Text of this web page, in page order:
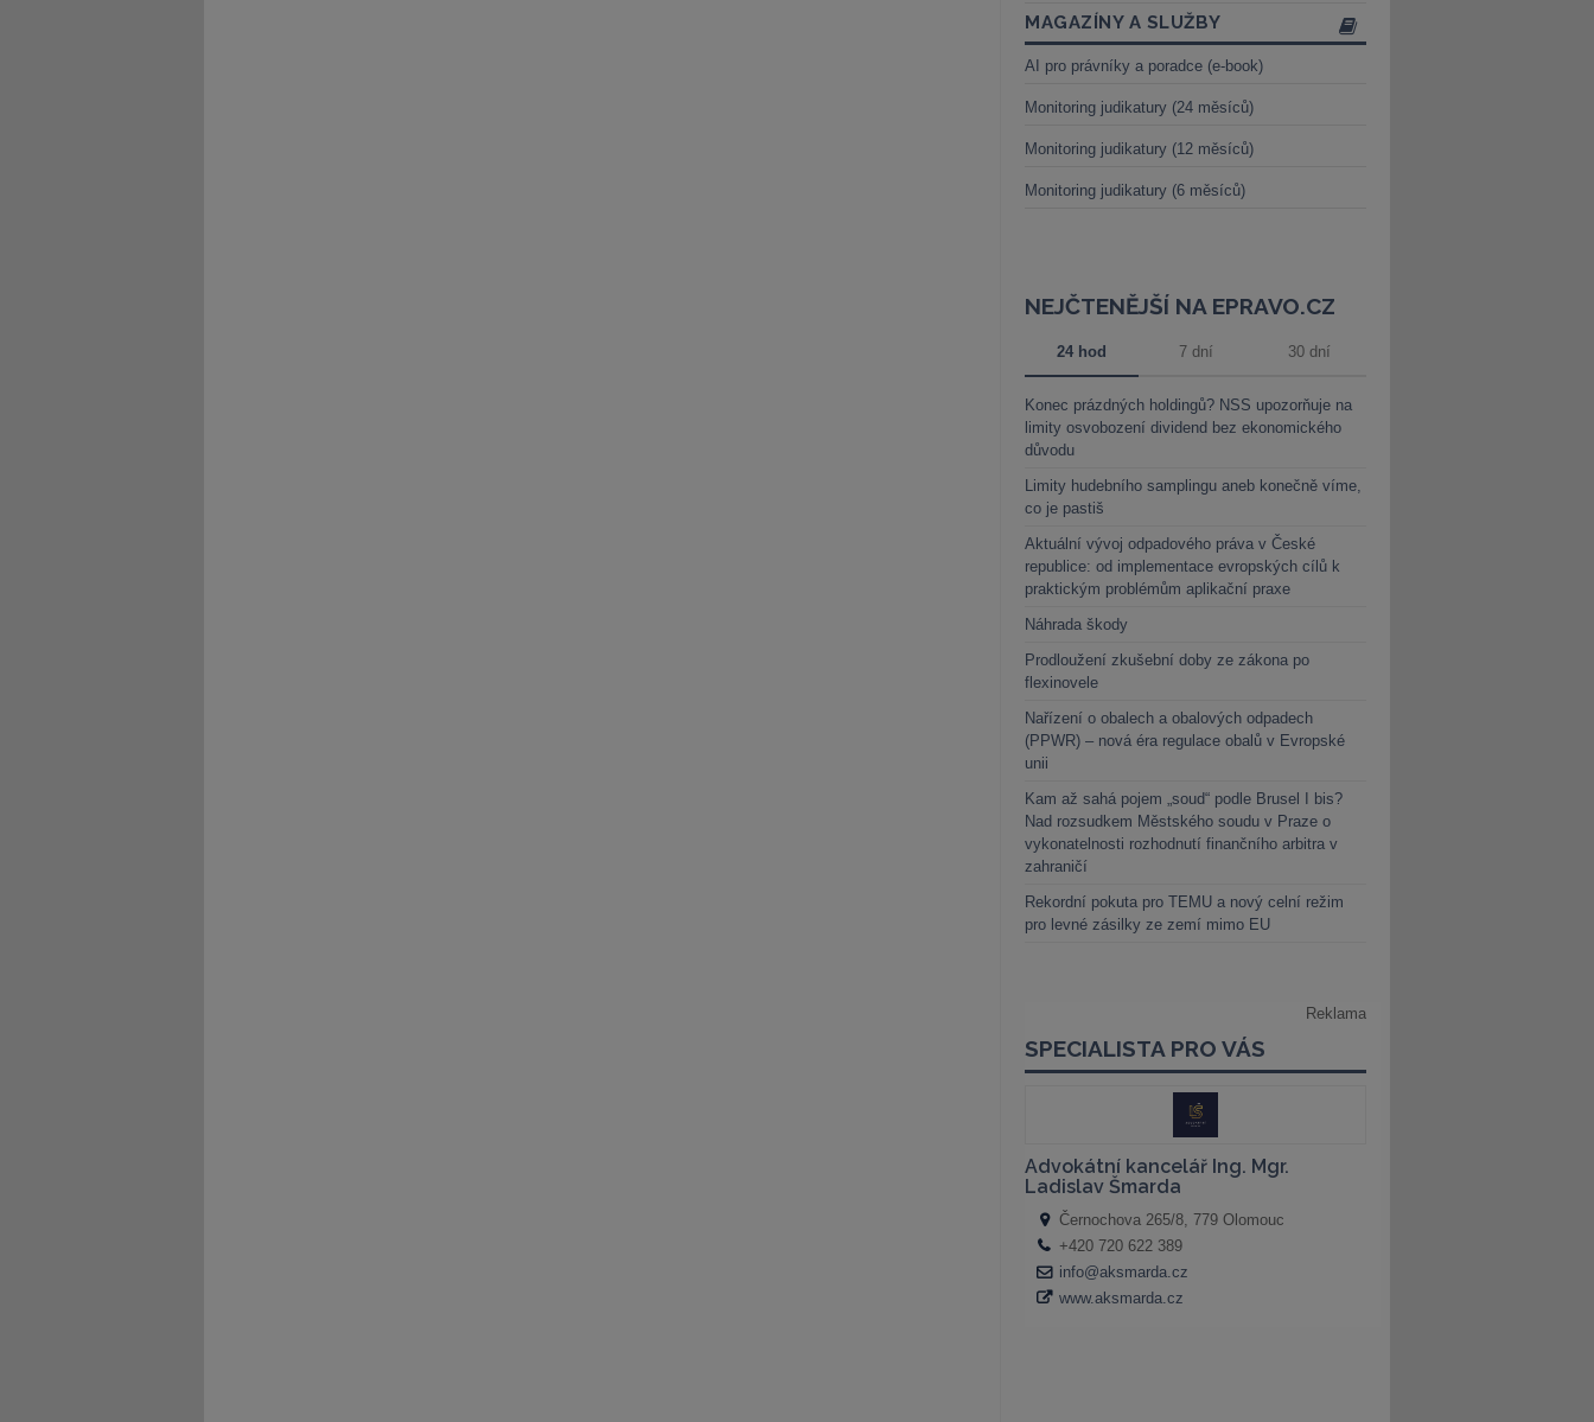
MAGAZÍNY A SLUŽBY
AI pro právníky a poradce (e-book)
Monitoring judikatury (24 měsíců)
Monitoring judikatury (12 měsíců)
Monitoring judikatury (6 měsíců)
NEJČTENĚJŠÍ NA EPRAVO.CZ
24 hod 7 dní 30 dní
Konec prázdných holdingů? NSS upozorňuje na
limity osvobození dividend bez ekonomického
důvodu
Limity hudebního samplingu aneb konečně víme,
co je pastiš
Aktuální vývoj odpadového práva v České
republice: od implementace evropských cílů k
praktickým problémům aplikační praxe
Náhrada škody
Prodloužení zkušební doby ze zákona po
flexinovele
Nařízení o obalech a obalových odpadech
(PPWR) – nová éra regulace obalů v Evropské
unii
Kam až sahá pojem „soud“ podle Brusel I bis?
Nad rozsudkem Městského soudu v Praze o
vykonatelnosti rozhodnutí finančního arbitra v
zahraničí
Rekordní pokuta pro TEMU a nový celní režim
pro levné zásilky ze zemí mimo EU